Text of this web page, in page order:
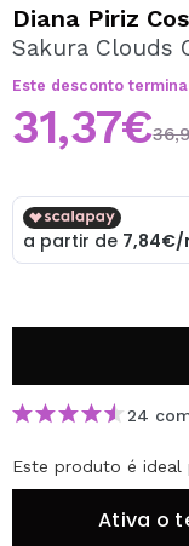
Ao criar uma conta
compras
Diana Piriz
Sakura Clouds
Este desconto
31,37€
24
Este produto é ideal
Ativa o